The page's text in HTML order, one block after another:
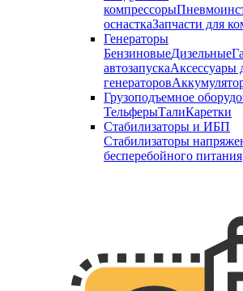
компрессоры
оснасткаЗапчасти для
Генераторы
БензиновыеДизельные
автозапускаАксессуары
генераторов
Грузоподъемное
ТельферыТалиКаретки
Стабилизаторы и ИБП
Стабилизаторы
бесперебойного питания